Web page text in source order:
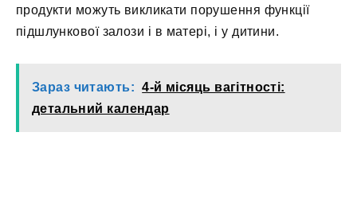
продукти можуть викликати порушення функції
підшлункової залози і в матері, і у дитини.
Зараз читають: 4-й місяць вагітності:
детальний календар